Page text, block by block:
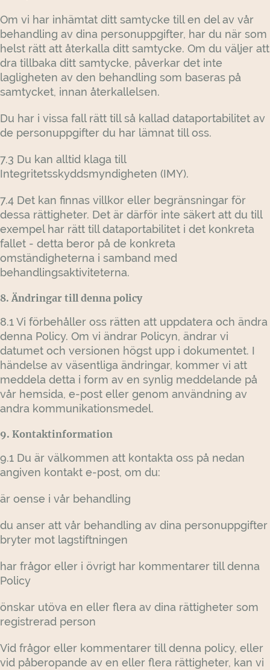
Om vi har inhämtat ditt samtycke till en del av vår
behandling av dina personuppgifter, har du när som
helst rätt att återkalla ditt samtycke. Om du väljer att
dra tillbaka ditt samtycke, påverkar det inte
lagligheten av den behandling som baseras på
samtycket, innan återkallelsen.
Du har i vissa fall rätt till så kallad dataportabilitet av
de personuppgifter du har lämnat till oss.
7.3 Du kan alltid klaga till
Integritetsskyddsmyndigheten (IMY).
7.4 Det kan finnas villkor eller begränsningar för
dessa rättigheter. Det är därför inte säkert att du till
exempel har rätt till dataportabilitet i det konkreta
fallet - detta beror på de konkreta
omständigheterna i samband med
behandlingsaktiviteterna.
8. Ändringar till denna policy
8.1 Vi förbehåller oss rätten att uppdatera och ändra
denna Policy. Om vi ändrar Policyn, ändrar vi
datumet och versionen högst upp i dokumentet. I
händelse av väsentliga ändringar, kommer vi att
meddela detta i form av en synlig meddelande på
vår hemsida, e-post eller genom användning av
andra kommunikationsmedel.
9. Kontaktinformation
9.1 Du är välkommen att kontakta oss på nedan
angiven kontakt e-post, om du:
är oense i vår behandling
du anser att vår behandling av dina personuppgifter
bryter mot lagstiftningen
har frågor eller i övrigt har kommentarer till denna
Policy
önskar utöva en eller flera av dina rättigheter som
registrerad person
Vid frågor eller kommentarer till denna policy, eller
vid påberopande av en eller flera rättigheter, kan vi